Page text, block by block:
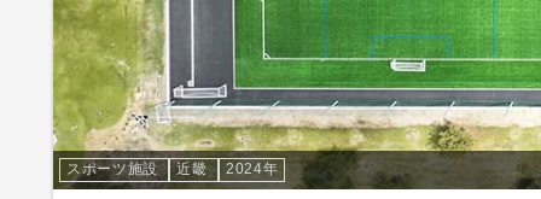
スポーツ施設 近畿 2024年